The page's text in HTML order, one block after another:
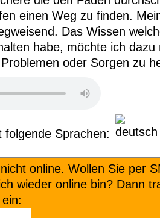
einen Weg zu finden.
Das Wissen
habe, möchte ich dazu
oder Sorgen zu
folgende Sprachen:
online. Wollen Sie per
wieder online bin? Dann